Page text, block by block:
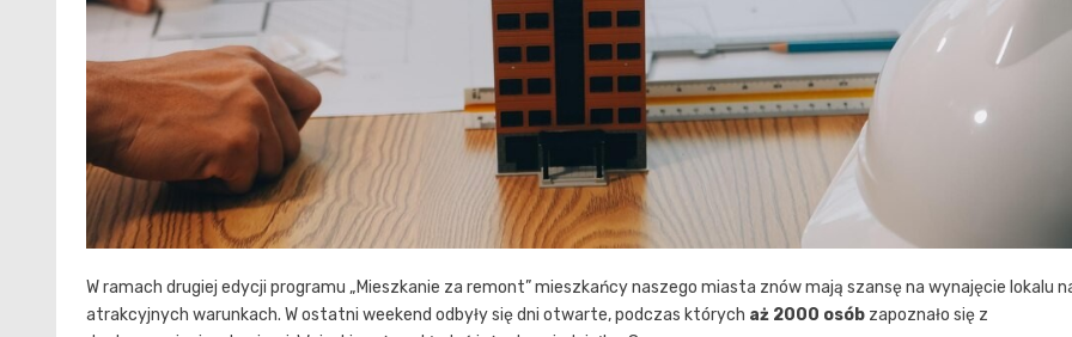
W ramach drugiej edycji programu „Mieszkanie za remont” mieszkańcy naszego miasta znów mają szansę na wynajęcie lokalu
atrakcyjnych warunkach. W ostatni weekend odbyły się dni otwarte, podczas których aż 2000 osób zapoznało się z